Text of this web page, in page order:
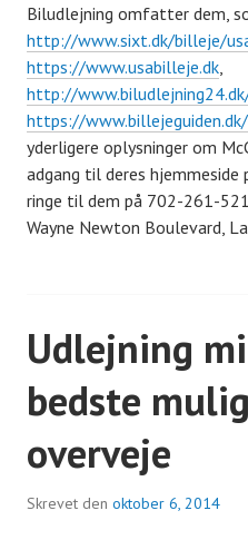
Biludlejning omfatter dem,
http://www.sixt.dk/billeje/
https://www.usabilleje.dk
http://
https://
yderligere oplysninger om
adgang til deres hjemmeside
ringe til dem på 702-261-
Wayne Newton Boulevard,
Udlejning
bedste
overveje
Skrevet den oktober 6, 2014